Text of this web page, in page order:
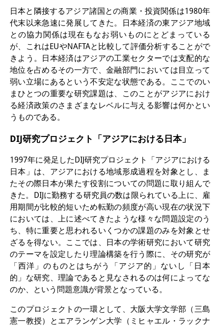
アクセス
道案内
メディア向け連絡先
日本と隣接するアジア諸国との商業・投資関係は1980年
代末以来急速に発展してきた。日本経済の東アジア地域
との協力関係は現在もなお弱いものにとどまっている
が、これはEUやNAFTAと比較して評価分析することがで
きよう。日本経済はアジアの工業セクターでは支配的な
地位を占めるその一方で、金融部門においては目立って
弱い立場にあるという不安定な状態である。ここでのい
まひとつの重要な研究課題は、このことがアジアにおけ
る経済政策のさまざまなレベルに与える影響は何かとい
うものである。
DIJ研究プロジェクト「アジアにおける日本」
1997年に発足したDIJ研究プロジェクト「アジアにおける
日本」は、アジアにおける地域形成過程を対象とし、ま
たその際日本が果たす役割についての問題に取り組んで
きた。DIJに勤務する研究員の数は限られている上に、雇
用期間が比較的短いため転勤の頻度が高い現在の状況下
においては、上に述べてきたような様々な問題設定のう
ち、特に重要と思われるいくつかの課題のみを対象とせ
ざるを得ない。ここでは、日本の学術研究において研究
のテーマを設定したり理論構築を行う際に、その研究が
「西洋」のものとはちがう「アジア的」ないし「日本
的」な研究、理論であると見なされるのは何によってな
のか、という問題意識が背景となっている。
このプロジェクトの一環として、大阪大学文学部（三島
憲一教授）とエアランゲン大学（ミヒャエル・ラックナ